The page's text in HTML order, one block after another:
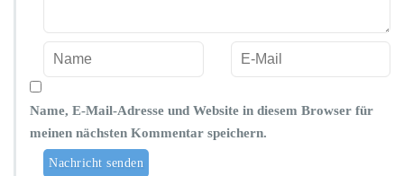
Name, E-Mail-Adresse und Website in diesem Browser für
meinen nächsten Kommentar speichern.